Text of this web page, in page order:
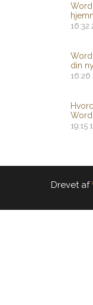
16:32
din
16:26
19:15
Drevet af